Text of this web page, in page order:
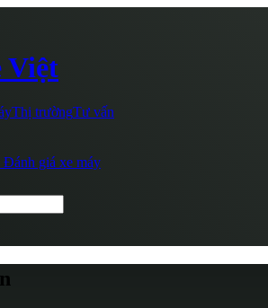
Việt
Thị trườngTư vấn
Đánh giá xe máy